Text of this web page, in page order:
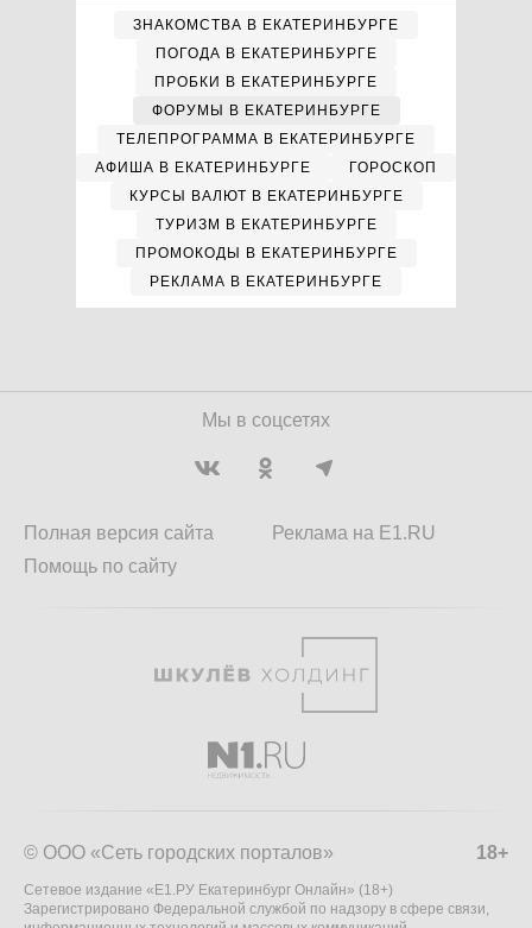
ЗНАКОМСТВА В ЕКАТЕРИНБУРГЕ
ПОГОДА В ЕКАТЕРИНБУРГЕ
ПРОБКИ В ЕКАТЕРИНБУРГЕ
ФОРУМЫ В ЕКАТЕРИНБУРГЕ
ТЕЛЕПРОГРАММА В ЕКАТЕРИНБУРГЕ
АФИША В ЕКАТЕРИНБУРГЕ
ГОРОСКОП
КУРСЫ ВАЛЮТ В ЕКАТЕРИНБУРГЕ
ТУРИЗМ В ЕКАТЕРИНБУРГЕ
ПРОМОКОДЫ В ЕКАТЕРИНБУРГЕ
РЕКЛАМА В ЕКАТЕРИНБУРГЕ
Мы в соцсетях
Полная версия сайта
Помощь по сайту
Реклама на E1.RU
18+
© ООО «Сеть городских порталов»
Сетевое издание «Е1.РУ Екатеринбург Онлайн» (18+)
Зарегистрировано Федеральной службой по надзору в сфере связи,